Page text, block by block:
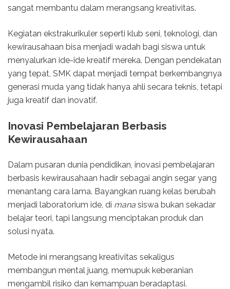
sangat membantu dalam merangsang kreativitas.
Kegiatan ekstrakurikuler seperti klub seni, teknologi, dan
kewirausahaan bisa menjadi wadah bagi siswa untuk
menyalurkan ide-ide kreatif mereka. Dengan pendekatan
yang tepat, SMK dapat menjadi tempat berkembangnya
generasi muda yang tidak hanya ahli secara teknis, tetapi
juga kreatif dan inovatif.
Inovasi Pembelajaran Berbasis
Kewirausahaan
Dalam pusaran dunia pendidikan, inovasi pembelajaran
berbasis kewirausahaan hadir sebagai angin segar yang
menantang cara lama. Bayangkan ruang kelas berubah
menjadi laboratorium ide, di mana siswa bukan sekadar
belajar teori, tapi langsung menciptakan produk dan
solusi nyata.
Metode ini merangsang kreativitas sekaligus
membangun mental juang, memupuk keberanian
mengambil risiko dan kemampuan beradaptasi.